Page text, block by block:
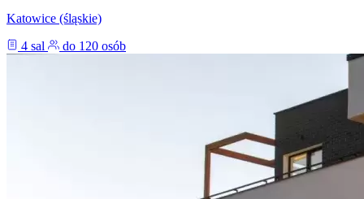
Katowice (śląskie)
4 sal
do 120 osób